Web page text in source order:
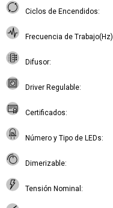
Ciclos de Encendidos
Frecuencia de Trabajo(Hz)
Difusor
Driver Regulable
Certificados
Número y Tipo de LEDs
Dimerizable
Tensión Nominal